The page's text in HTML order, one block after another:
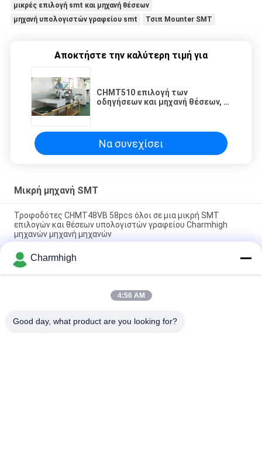
μικρές επιλογή smt και μηχανή θέσεων
μηχανή υπολογιστών γραφείου smt
Τσιπ Mounter SMT
Αποκτήστε την καλύτερη τιμή για
CHMT510 επιλογή των
οδηγήσεων και μηχανή θέσεων, 4
λουρίδων
Να συνεχίσει
Μικρή μηχανή SMT
Τροφοδότες CHMT48VB 58pcs όλοι σε μια μικρή SMT
επιλογών και θέσεων υπολογιστών γραφείου Charmhigh
μηχανών μηχανή μηχανών
Το Charmhigh 7 διαμορφώνει την επιλογή υπολογιστών
γραφείου SMT SMD και τη μηχανή θέσεων, μικρή μηχανή
ταιριάσματος PCB
CHMT36VB εξοπλισμός Charmhigh επιλογών και θέσεων για
Charmhigh
4:56 AM
Good day, what product are you looking for?